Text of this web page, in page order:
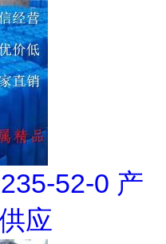
52-0 产
应